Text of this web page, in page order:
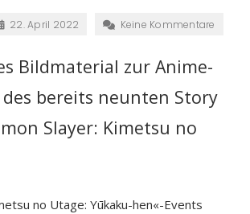
22. April 2022 Keine Kommentare
Bildmaterial zur Anime-
bereits neunten Story
Slayer: Kimetsu no
no Utage: Yūkaku-hen«-Events